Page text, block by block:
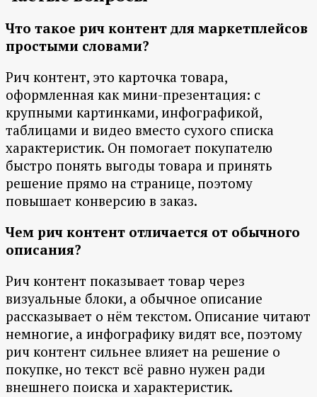
Что такое рич контент для маркетплейсов
простыми словами?
Рич контент, это карточка товара,
оформленная как мини-презентация: с
крупными картинками, инфографикой,
таблицами и видео вместо сухого списка
характеристик. Он помогает покупателю
быстро понять выгоды товара и принять
решение прямо на странице, поэтому
повышает конверсию в заказ.
Чем рич контент отличается от обычного
описания?
Рич контент показывает товар через
визуальные блоки, а обычное описание
рассказывает о нём текстом. Описание читают
немногие, а инфографику видят все, поэтому
рич контент сильнее влияет на решение о
покупке, но текст всё равно нужен ради
внешнего поиска и характеристик.